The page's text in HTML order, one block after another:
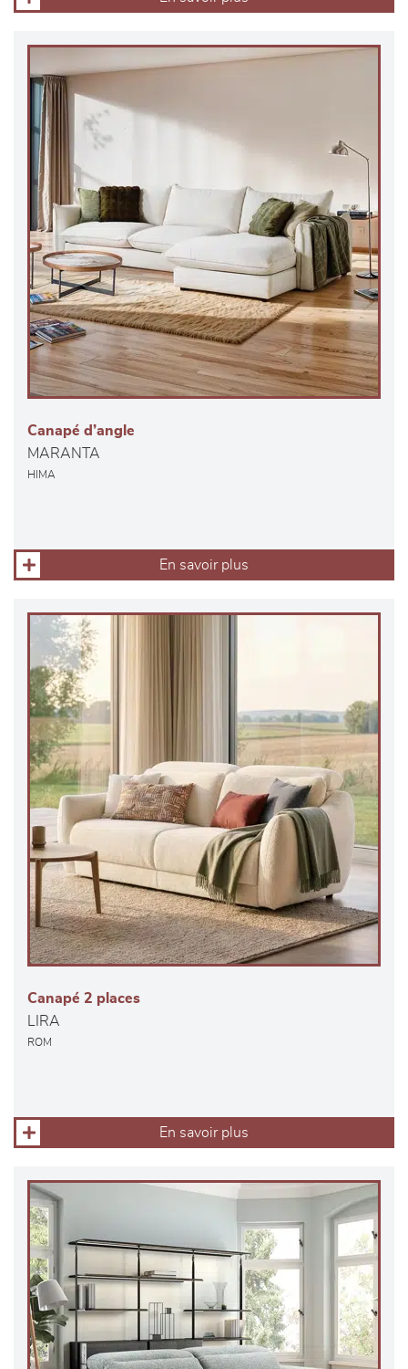
Canapé d’angle
MARANTA
HIMA
En savoir plus
Canapé 2 places
LIRA
ROM
En savoir plus